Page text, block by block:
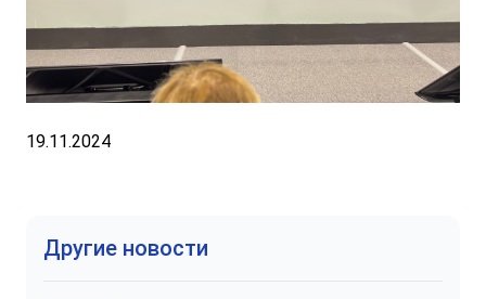
19.11.2024
Другие новости